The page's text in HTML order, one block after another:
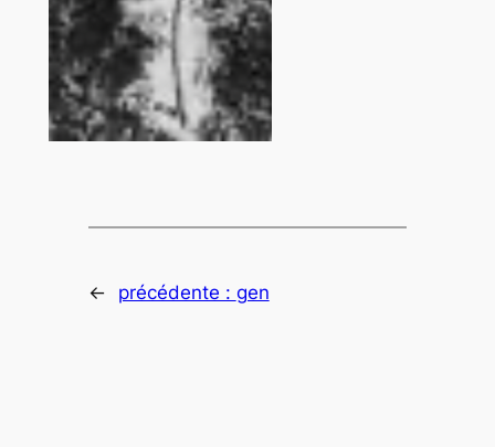
← précédente : gen